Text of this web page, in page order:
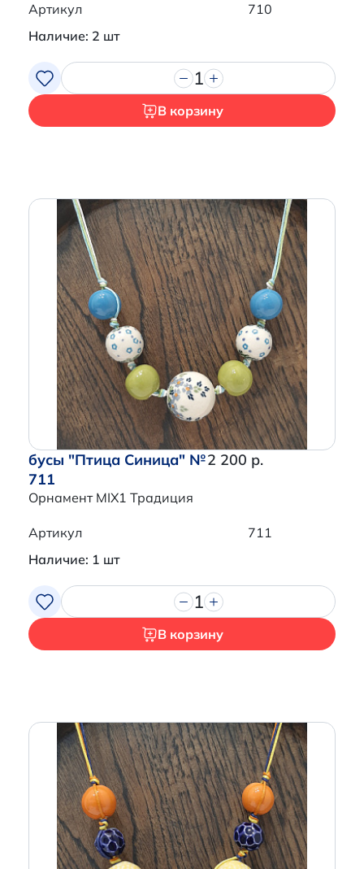
Артикул
710
Наличие: 2 шт
1
В корзину
бусы "Птица Синица" №
711
Орнамент MIX1 Традиция
2 200 р.
Артикул
711
Наличие: 1 шт
1
В корзину